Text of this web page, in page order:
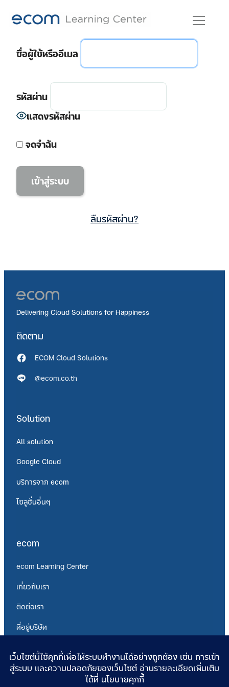
ชื่อผู้ใช้หรืออีเมล
รหัสผ่าน
แสดงรหัสผ่าน
จดจำฉัน
ลืมรหัสผ่าน?
Delivering Cloud Solutions for Happiness
Solution
All solution
Google Cloud
บริการจาก ecom
โซลูชั่นอื่นๆ
ecom
ecom Learning Center
เกี่ยวกับเรา
ติดต่อเรา
ที่อยู่บริษัท
ติดตาม
ECOM Cloud Solutions
@ecom.co.th
นโยบายความเป็นส่วนตัว